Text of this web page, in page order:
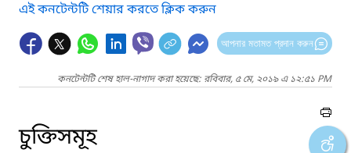
এই কনটেন্টটি শেয়ার করতে ক্লিক করুন
আপনার মতামত প্রদান করুন
কনটেন্টটি শেষ হাল-নাগাদ করা হয়েছে: রবিবার, ৫ মে, ২০১৯ এ ১২:৫১ PM
চুক্তিসমূহ